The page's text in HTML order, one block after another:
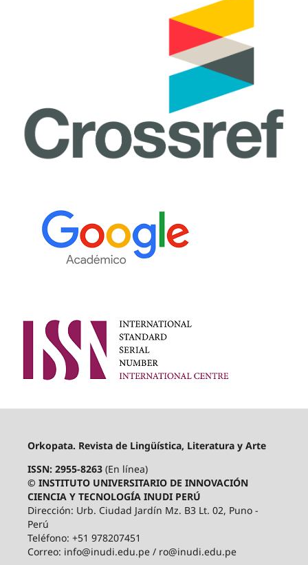
Orkopata. Revista de Lingüística, Literatura y Arte
ISSN: 2955-8263 (En línea)
© INSTITUTO UNIVERSITARIO DE INNOVACIÓN
CIENCIA Y TECNOLOGÍA INUDI PERÚ
Dirección: Urb. Ciudad Jardín Mz. B3 Lt. 02, Puno -
Perú
Teléfono: +51 978207451
Correo: info@inudi.edu.pe / ro@inudi.edu.pe